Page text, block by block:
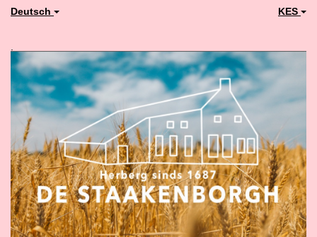
Deutsch KES